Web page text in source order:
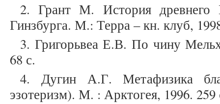
2. Грант М. История
Гинзбурга. М.: Терра – кн. клуб,
3. Григорьвеа Е.В. По чину
68 с.
4. Дугин А.Г. Метафизика
эзотеризм). М. : Арктогея, 1996. 259